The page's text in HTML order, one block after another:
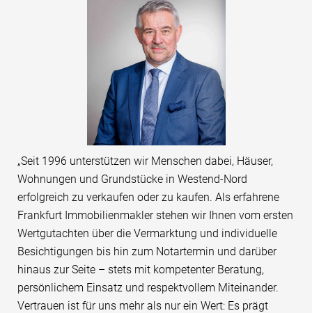
„Seit 1996 unterstützen wir Menschen dabei, Häuser,
Wohnungen und Grundstücke in Westend-Nord
erfolgreich zu verkaufen oder zu kaufen. Als erfahrene
Frankfurt Immobilienmakler stehen wir Ihnen vom ersten
Wertgutachten über die Vermarktung und individuelle
Besichtigungen bis hin zum Notartermin und darüber
hinaus zur Seite – stets mit kompetenter Beratung,
persönlichem Einsatz und respektvollem Miteinander.
Vertrauen ist für uns mehr als nur ein Wert: Es prägt